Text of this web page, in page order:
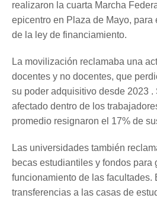
realizaron la cuarta Marcha
epicentro en Plaza de Mayo,
de la ley de financiamiento.
La movilización reclamaba una
docentes y no docentes, que
su poder adquisitivo desde 2023 .
afectado dentro de los
promedio resignaron el 17% de
Las universidades también
becas estudiantiles y fondos para
funcionamiento de las facultades.
transferencias a las casas de